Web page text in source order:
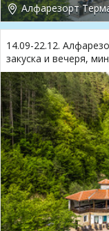
14.09-22.12.
закуска и вечеря,